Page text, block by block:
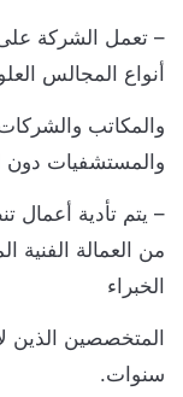
تعمل الشركة على
المجالس
والشركات
دون
يتم تأدية أعمال
العمالة الفنية
الذين